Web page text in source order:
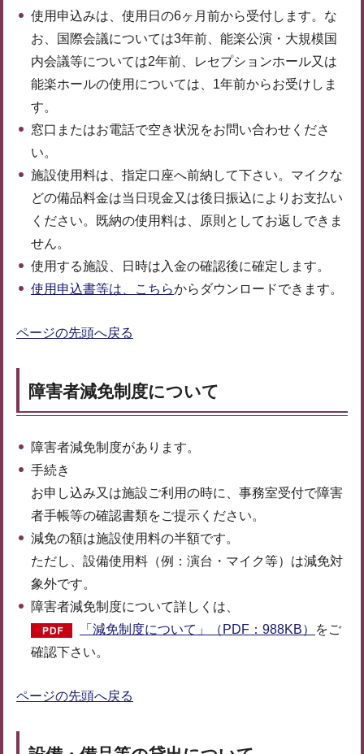
使用申込みは、使用日の6ヶ月前から受付します。な
お、国際会議については3年前、能楽公演・大規模国
内会議等については2年前、レセプションホール又は
能楽ホールの使用については、1年前からお受けしま
す。
窓口またはお電話で空き状況をお問い合わせくださ
い。
施設使用料は、指定口座へ前納して下さい。マイクな
どの備品料金は当日現金又は後日振込によりお支払い
ください。既納の使用料は、原則としてお返しできま
せん。
使用する施設、日時は入金の確認後に確定します。
使用申込書等は、こちらからダウンロードできます。
ページの先頭へ戻る
障害者減免制度について
障害者減免制度があります。
手続き
お申し込み又は施設ご利用の時に、事務室受付で障害
者手帳等の確認書類をご提示ください。
減免の額は施設使用料の半額です。
ただし、設備使用料（例：演台・マイク等）は減免対
象外です。
障害者減免制度について詳しくは、
「減免制度について」（PDF：988KB）
をご
確認下さい。
ページの先頭へ戻る